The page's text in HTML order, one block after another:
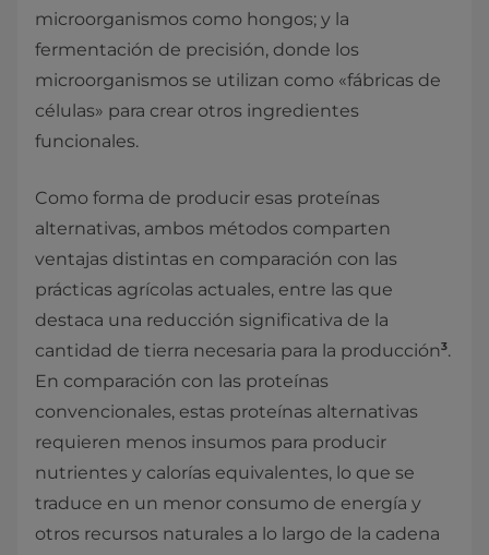
microorganismos como hongos; y la
fermentación de precisión, donde los
microorganismos se utilizan como «fábricas de
células» para crear otros ingredientes
funcionales.
Como forma de producir esas proteínas
alternativas, ambos métodos comparten
ventajas distintas en comparación con las
prácticas agrícolas actuales, entre las que
destaca una reducción significativa de la
cantidad de tierra necesaria para la producción3.
En comparación con las proteínas
convencionales, estas proteínas alternativas
requieren menos insumos para producir
nutrientes y calorías equivalentes, lo que se
traduce en un menor consumo de energía y
otros recursos naturales a lo largo de la cadena